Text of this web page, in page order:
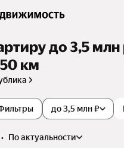
до 3,5
км
до 3,5 млн ₽
•
по актуальности